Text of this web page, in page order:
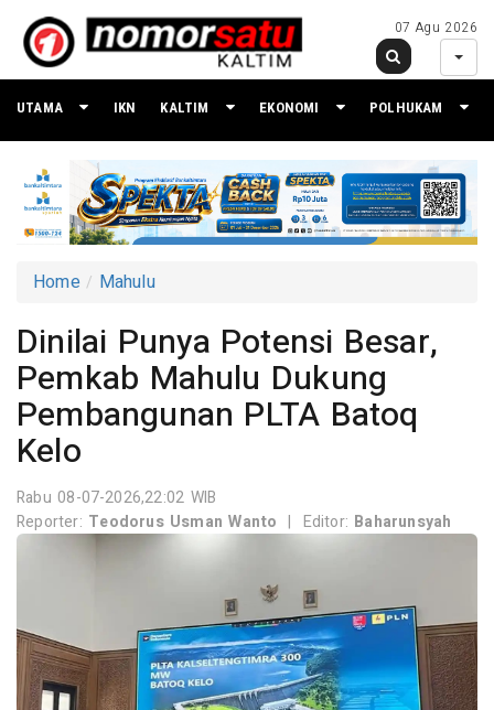
07 Agu 2026
UTAMA IKN KALTIM EKONOMI POLHUKAM
Home Mahulu
Dinilai Punya Potensi Besar,
Pemkab Mahulu Dukung
Pembangunan PLTA Batoq
Kelo
Rabu 08-07-2026,22:02 WIB
Reporter: Teodorus Usman Wanto | Editor: Baharunsyah